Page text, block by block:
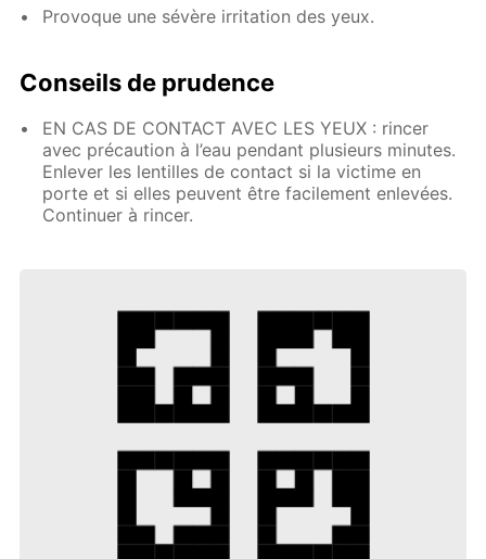
Provoque une sévère irritation des yeux.
Conseils de prudence
EN CAS DE CONTACT AVEC LES YEUX : rincer
avec précaution à l’eau pendant plusieurs minutes.
Enlever les lentilles de contact si la victime en
porte et si elles peuvent être facilement enlevées.
Continuer à rincer.